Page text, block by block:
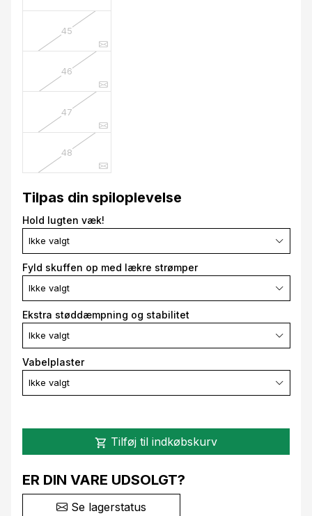
45
46
47
48
Tilpas din spiloplevelse
Hold lugten væk!
Ikke valgt
Fyld skuffen op med lækre strømper
Ikke valgt
Ekstra støddæmpning og stabilitet
Ikke valgt
Vabelplaster
Ikke valgt
shopping_cart Tilføj til indkøbskurv
ER DIN VARE UDSOLGT?
Se lagerstatus